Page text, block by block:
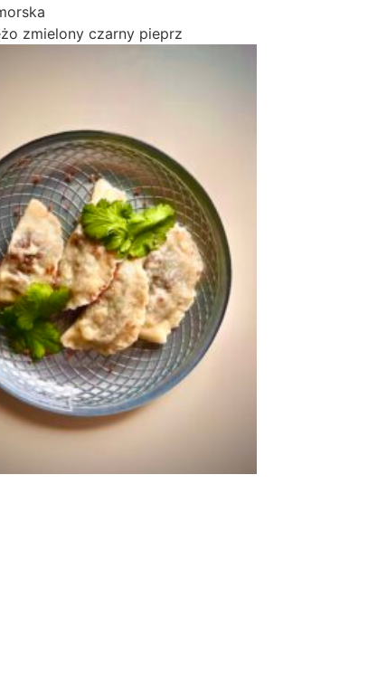
zmielony czarny pieprz